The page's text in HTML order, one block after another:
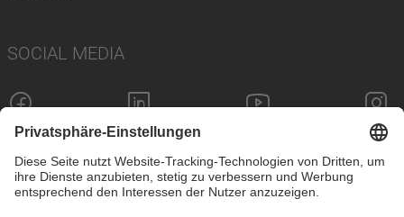
SOCIAL MEDIA